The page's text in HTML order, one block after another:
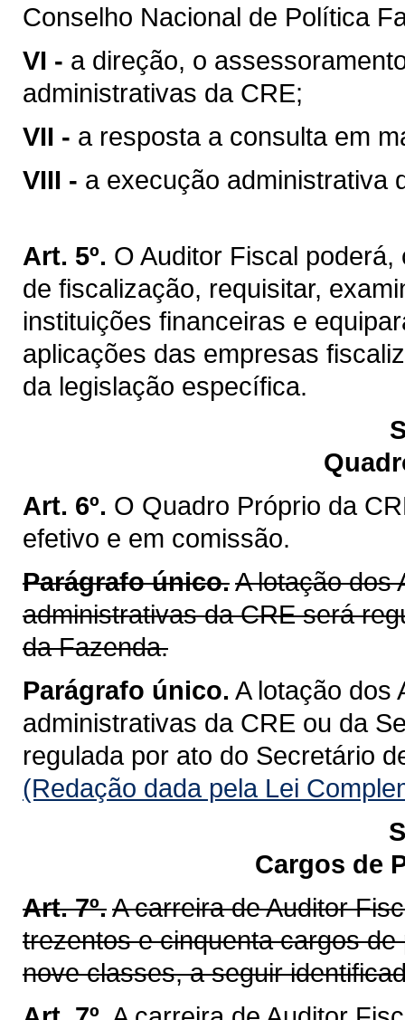
Conselho Nacional de Política
VI - a direção, o
administrativas da CRE;
VII - a resposta a consulta em
VIII - a execução administrativa
Art. 5º. O Auditor Fiscal
de fiscalização, requisitar,
instituições financeiras e
aplicações das empresas
da legislação específica.
Art. 6º. O Quadro Próprio da
efetivo e em comissão.
Parágrafo único.A lotação dos
administrativas da CRE será
da Fazenda.
Parágrafo único. A lotação dos
administrativas da CRE ou da
regulada por ato do Secretário
(Redação dada pela Lei
Cargos de
Art. 7º.A carreira de Auditor
trezentos e cinquenta cargos
nove classes, a seguir